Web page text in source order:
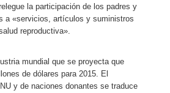
la participación de los padres y
a «servicios, artículos y suministros
reproductiva».
mundial que se proyecta que
de dólares para 2015. El
y de naciones donantes se traduce